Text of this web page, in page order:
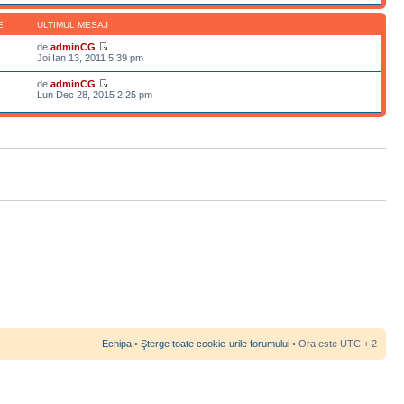
ULTIMUL MESAJ
deadminCG
Joi Ian 13, 2011 5:39 pm
deadminCG
Lun Dec 28, 2015 2:25 pm
Echipa • Şterge toate cookie-urile forumului • Ora este UTC + 2